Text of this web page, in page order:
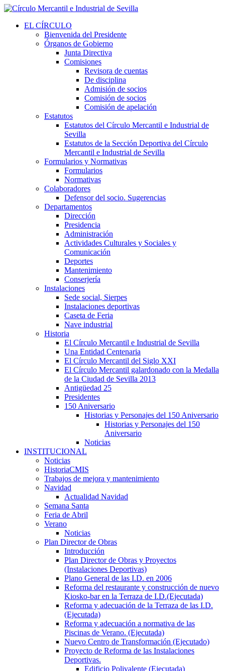
EL CÍRCULO
Bienvenida del Presidente
Órganos de Gobierno
Junta Directiva
Comisiones
Revisora de cuentas
De disciplina
Admisión de socios
Comisión de socios
Comisión de apelación
Estatutos
Estatutos del Círculo Mercantil e Industrial de
Sevilla
Estatutos de la Sección Deportiva del Círculo
Mercantil e Industrial de Sevilla
Formularios y Normativas
Formularios
Normativas
Colaboradores
Defensor del socio. Sugerencias
Departamentos
Dirección
Presidencia
Administración
Actividades Culturales y Sociales y
Comunicación
Deportes
Mantenimiento
Conserjería
Instalaciones
Sede social, Sierpes
Instalaciones deportivas
Caseta de Feria
Nave industrial
Historia
El Círculo Mercantil e Industrial de Sevilla
Una Entidad Centenaria
El Círculo Mercantil del Siglo XXI
El Círculo Mercantil galardonado con la Medalla
de la Ciudad de Sevilla 2013
Antigüedad 25
Presidentes
150 Aniversario
Historias y Personajes del 150 Aniversario
Historias y Personajes del 150
Aniversario
Noticias
INSTITUCIONAL
Noticias
HistoriaCMIS
Trabajos de mejora y mantenimiento
Navidad
Actualidad Navidad
Semana Santa
Feria de Abril
Verano
Noticias
Plan Director de Obras
Introducción
Plan Director de Obras y Proyectos
(Instalaciones Deportivas)
Plano General de las I.D. en 2006
Reforma del restaurante y construcción de nuevo
Kiosko-bar en la Terraza de I.D.(Ejecutada)
Reforma y adecuación de la Terraza de las I.D.
(Ejecutada)
Reforma y adecuación a normativa de las
Piscinas de Verano. (Ejecutada)
Nuevo Centro de Transformación (Ejecutado)
Proyecto de Reforma de las Instalaciones
Deportivas.
Edificio Polivalente (Ejecutada)